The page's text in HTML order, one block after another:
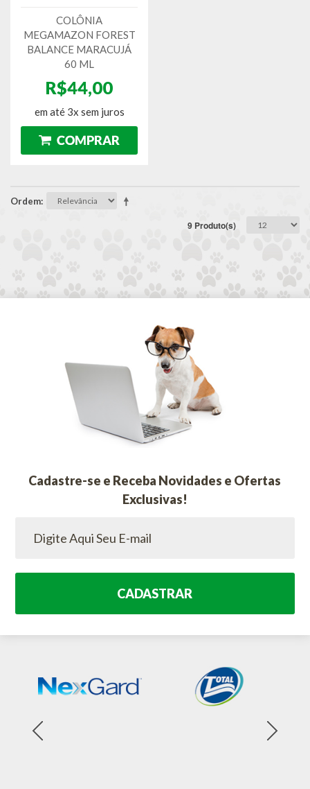
COLÔNIA
MEGAMAZON FOREST
BALANCE MARACUJÁ
60 ML
R$44,00
em até 3x sem juros
Ordem
9 Produto(s)
Cadastre-se e Receba Novidades e Ofertas
Exclusivas!
CADASTRAR